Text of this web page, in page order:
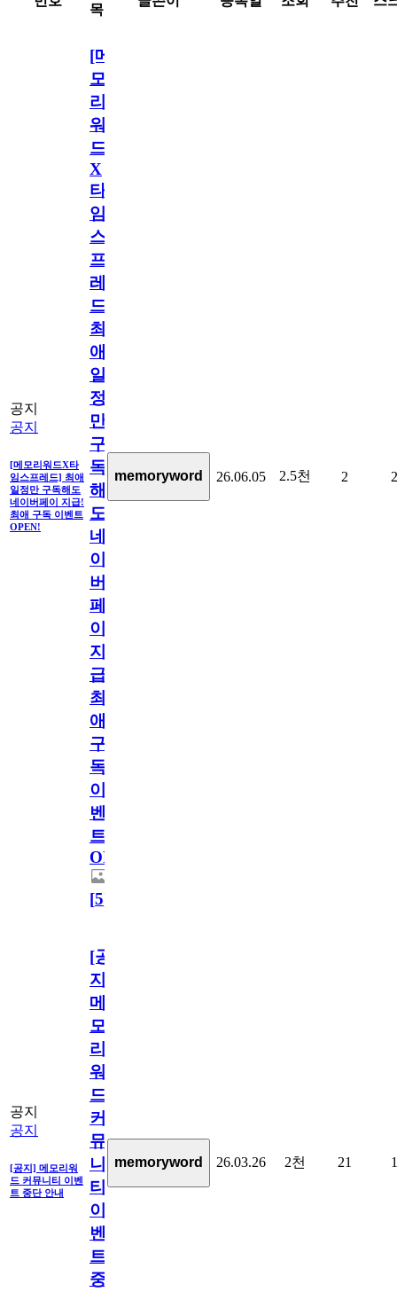
목
공지
공지
[메모리워드X타
임스프레드] 최애
일정만 구독해도
네이버페이 지급!
최애 구독 이벤트
OPEN!
[메
모
리
워
드
X
타
임
스
프
레
드]
최
애
일
정
만
구
독
해
도
네
이
버
페
이
지
급!
최
애
구
독
이
벤
트
OPEN!
[5]
memoryword 26.06.05 2.5천 2 2
공지
공지
[공지] 메모리워
드 커뮤니티 이벤
트 중단 안내
[공
지]
메
모
리
워
드
커
뮤
니
티
이
벤
트
중
memoryword 26.03.26 2천 21 1